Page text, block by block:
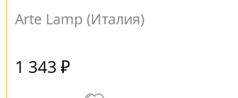
Arte Lamp (Италия)
1 343 ₽